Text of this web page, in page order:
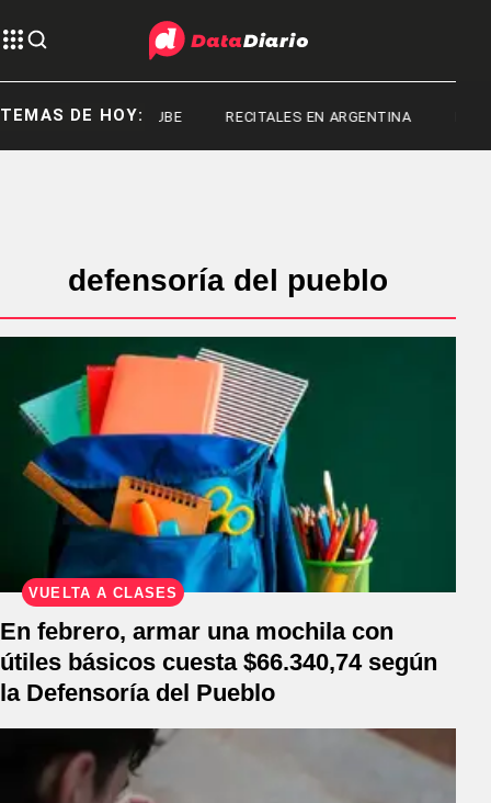
TEMAS DE HOY:
RED SUBE RECITALES EN ARGENTINA
defensoría del pueblo
VUELTA A CLASES
En febrero, armar una mochila con
útiles básicos cuesta $66.340,74 según
la Defensoría del Pueblo